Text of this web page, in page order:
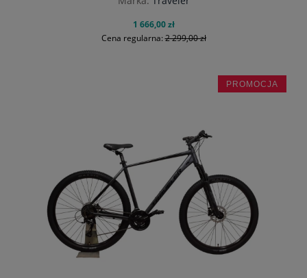
1 666,00 zł
Cena regularna:2 299,00 zł
PROMOCJA